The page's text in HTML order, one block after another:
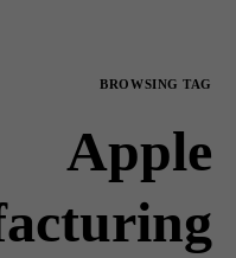
BROWSING TAG
Apple